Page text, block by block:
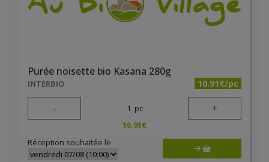
Purée noisette bio Kasana 280g
INTERBIO 10.91€/pc
- 1 pc +
10.91€
Réception souhaitée le